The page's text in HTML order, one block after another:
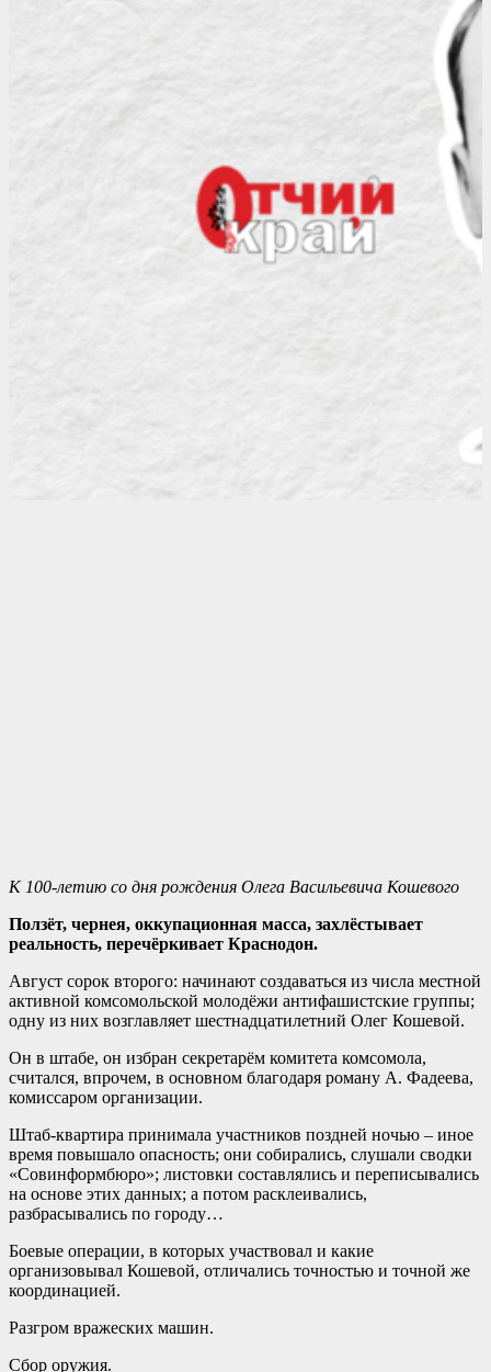
К 100-летию со дня рождения Олега Васильевича Кошевого
Ползёт, чернея, оккупационная масса, захлёстывает
реальность, перечёркивает Краснодон.
Август сорок второго: начинают создаваться из числа местной
активной комсомольской молодёжи антифашистские группы;
одну из них возглавляет шестнадцатилетний Олег Кошевой.
Он в штабе, он избран секретарём комитета комсомола,
считался, впрочем, в основном благодаря роману А. Фадеева,
комиссаром организации.
Штаб-квартира принимала участников поздней ночью – иное
время повышало опасность; они собирались, слушали сводки
«Совинформбюро»; листовки составлялись и переписывались
на основе этих данных; а потом расклеивались,
разбрасывались по городу…
Боевые операции, в которых участвовал и какие
организовывал Кошевой, отличались точностью и точной же
координацией.
Разгром вражеских машин.
Сбор оружия.